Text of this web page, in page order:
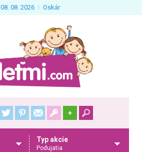
08. 08. 2026 Oskár
+
Typ akcie
Podujatia